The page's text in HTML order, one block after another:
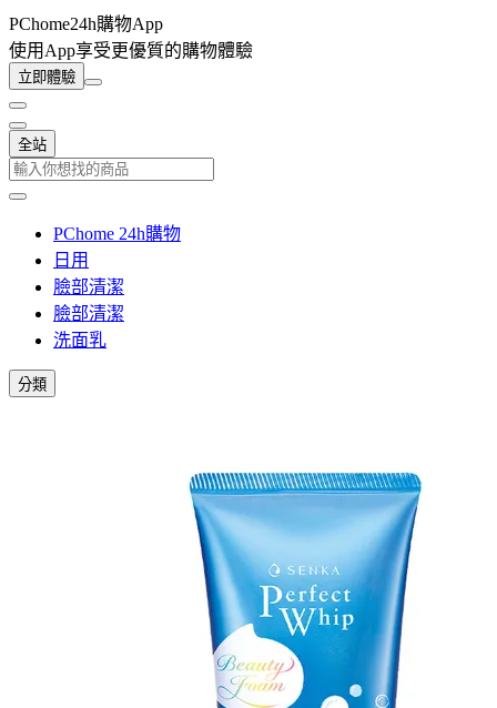
PChome24h購物App
使用App享受更優質的購物體驗
立即體驗
全站
PChome 24h購物
日用
臉部清潔
臉部清潔
洗面乳
分類